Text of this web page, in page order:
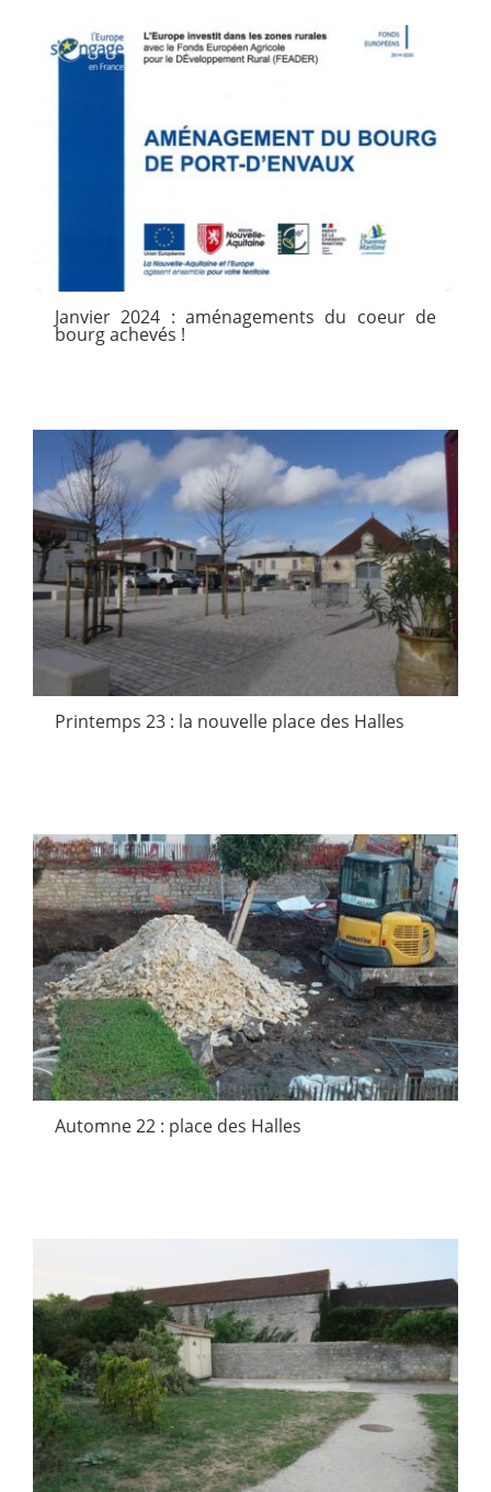
Janvier 2024 : aménagements du coeur de
bourg achevés !
Printemps 23 : la nouvelle place des Halles
Automne 22 : place des Halles